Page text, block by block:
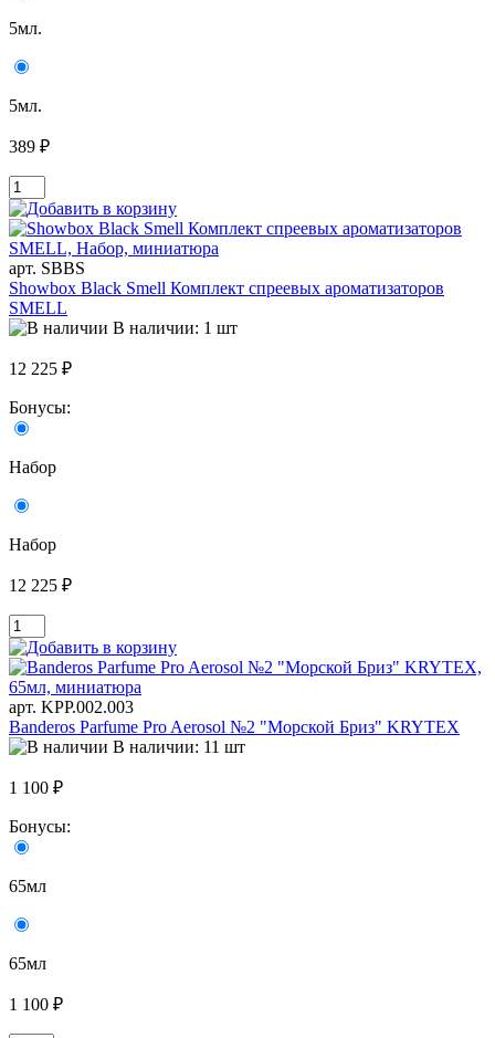
5мл.
5мл.
389 ₽
арт. SBBS
Showbox Black Smell Комплект спреевых ароматизаторов
SMELL
В наличии: 1 шт
12 225 ₽
Бонусы:
Набор
Набор
12 225 ₽
арт. KРР.002.003
Banderos Parfume Pro Aerosol №2 "Морской Бриз" KRYTEX
В наличии: 11 шт
1 100 ₽
Бонусы:
65мл
65мл
1 100 ₽